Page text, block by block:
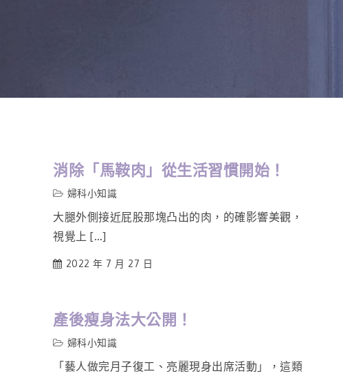
消除「馬鞍肉」從生活習慣開始！
婦科小知識
大腿外側接近屁股那塊凸出的肉，的確影響美觀，
視覺上 […]
2022 年 7 月 27 日
產後瘦身法大公開！
婦科小知識
「藝人做完月子復工、亮麗現身出席活動」，這類